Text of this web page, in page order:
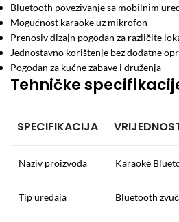
Bluetooth povezivanje sa mobilnim
Mogućnost karaoke uz mikrofon
Prenosiv dizajn pogodan za različite
Jednostavno korištenje bez dodatne
Pogodan za kućne zabave i druženja
Tehničke
SPECIFIKACIJA
Naziv proizvoda Karaoke
Tip uređaja Bluetooth